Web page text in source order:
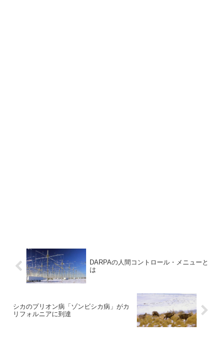
DARPAの人間コントロール・メニューと
は
シカのプリオン病「ゾンビシカ病」がカ
リフォルニアに到達